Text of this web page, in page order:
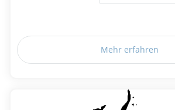
Mehr erfahren